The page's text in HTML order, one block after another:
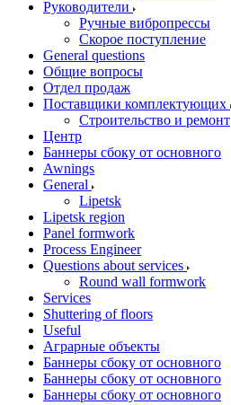
Руководители
Ручные вибропрессы
Скорое поступление
General questions
Общие вопросы
Отдел продаж
Поставщики комплектующих
Строительство и ремонт
Центр
Баннеры сбоку от основного
Awnings
General
Lipetsk
Lipetsk region
Panel formwork
Process Engineer
Questions about services
Round wall formwork
Services
Shuttering of floors
Useful
Аграрные объекты
Баннеры сбоку от основного
Баннеры сбоку от основного
Баннеры сбоку от основного